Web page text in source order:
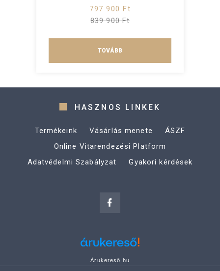
797 900 Ft
839 900 Ft
TOVÁBB
HASZNOS LINKEK
Termékeink Vásárlás menete
ÁSZF
Online Vitarendezési Platform
Adatvédelmi Szabályzat
Gyakori kérdések
Árukereső.hu